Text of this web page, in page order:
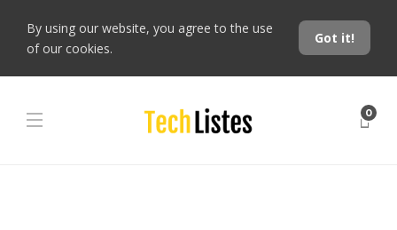
By using our website, you agree to the use
of our cookies.
Got it!
0